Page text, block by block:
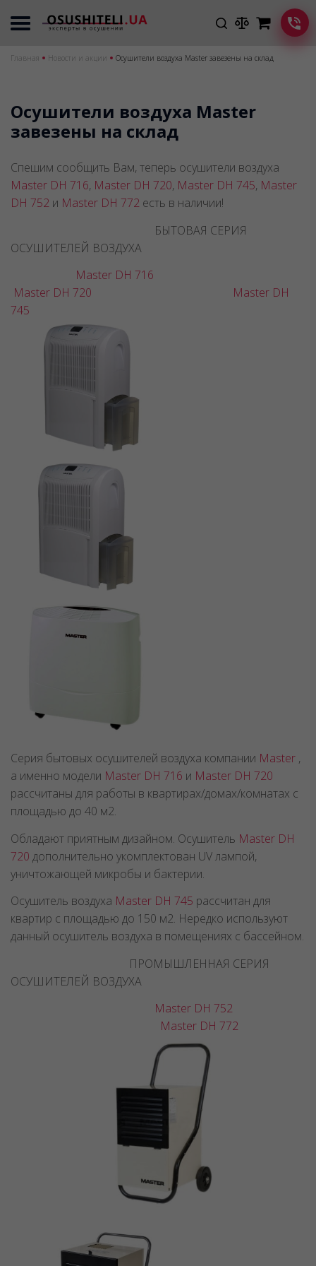
Главная Новости и акции Осушители воздуха Master завезены на склад
Осушители воздуха Master
завезены на склад
Спешим сообщить Вам, теперь осушители воздуха
Master DH 716, Master DH 720, Master DH 745, Master
DH 752 и Master DH 772 есть в наличии!
БЫТОВАЯ СЕРИЯ
ОСУШИТЕЛЕЙ ВОЗДУХА
Master DH 716
Master DH 720
Master DH
745
Серия бытовых осушителей воздуха компании Master ,
а именно модели Master DH 716 и Master DH 720
рассчитаны для работы в квартирах/домах/комнатах с
площадью до 40 м2.
Обладают приятным дизайном. Осушитель Master DH
720 дополнительно укомплектован UV лампой,
уничтожающей микробы и бактерии.
Осушитель воздуха Master DH 745 рассчитан для
квартир с площадью до 150 м2. Нередко используют
данный осушитель воздуха в помещениях с бассейном.
ПРОМЫШЛЕННАЯ СЕРИЯ
ОСУШИТЕЛЕЙ ВОЗДУХА
Master DH 752
Master DH 772